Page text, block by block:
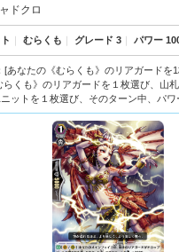
ドクロ
むらくも グレード 3 パワー
[あなたの《むらくも》のリアガードを
らくも》のリアガードを１枚選び、山
ットを１枚選び、そのターン中、パワ